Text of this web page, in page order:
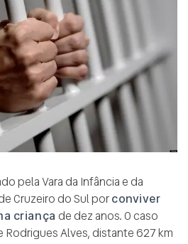
pela Vara da Infância e da
Cruzeiro do Sul porconviver
criança de dez anos. O caso
Alves, distante 627 km